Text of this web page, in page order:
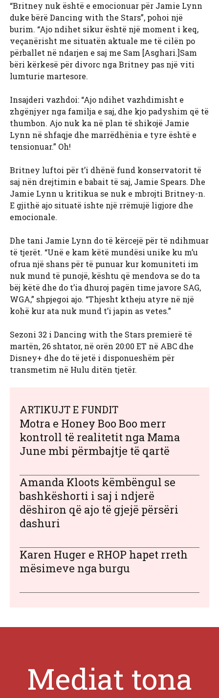
“Britney nuk është e emocionuar për Jamie Lynn
duke bërë Dancing with the Stars”, pohoi një
burim. “Ajo ndihet sikur është një moment i keq,
veçanërisht me situatën aktuale me të cilën po
përballet në ndarjen e saj me Sam [Asghari.]Sam
bëri kërkesë për divorc nga Britney pas një viti
lumturie martesore.
Insajderi vazhdoi: “Ajo ndihet vazhdimisht e
zhgënjyer nga familja e saj, dhe kjo padyshim që të
thumbon. Ajo nuk ka në plan të shikojë Jamie
Lynn në shfaqje dhe marrëdhënia e tyre është e
tensionuar.” Oh!
Britney luftoi për t’i dhënë fund konservatorit të
saj nën drejtimin e babait të saj, Jamie Spears. Dhe
Jamie Lynn u kritikua se nuk e mbrojti Britney-n.
E gjithë ajo situatë ishte një rrëmujë ligjore dhe
emocionale.
Dhe tani Jamie Lynn do të kërcejë për të ndihmuar
të tjerët. “Unë e kam këtë mundësi unike ku m’u
ofrua një shans për të punuar kur komuniteti im
nuk mund të punojë, kështu që mendova se do ta
bëj këtë dhe do t’ia dhuroj pagën time javore SAG,
WGA,” shpjegoi ajo. “Thjesht ktheju atyre në një
kohë kur ata nuk mund t’i japin as vetes.”
Sezoni 32 i Dancing with the Stars premierë të
martën, 26 shtator, në orën 20:00 ET në ABC dhe
Disney+ dhe do të jetë i disponueshëm për
transmetim në Hulu ditën tjetër.
ARTIKUJT E FUNDIT
Motra e Honey Boo Boo merr
kontroll të realitetit nga Mama
June mbi përmbajtje të qartë
Amanda Kloots këmbëngul se
bashkëshorti i saj i ndjerë
dëshiron që ajo të gjejë përsëri
dashuri
Karen Huger e RHOP hapet rreth
mësimeve nga burgu
Mediat tona